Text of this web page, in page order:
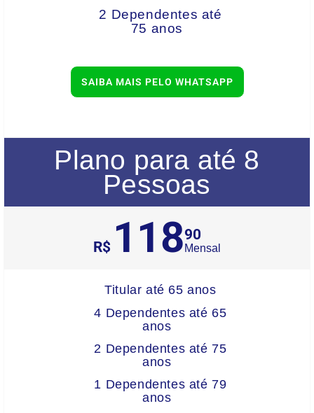
2 Dependentes até
75 anos
SAIBA MAIS PELO WHATSAPP
Plano para até 8
Pessoas
R$ 11890
Mensal
Titular até 65 anos
4 Dependentes até 65
anos
2 Dependentes até 75
anos
1 Dependentes até 79
anos